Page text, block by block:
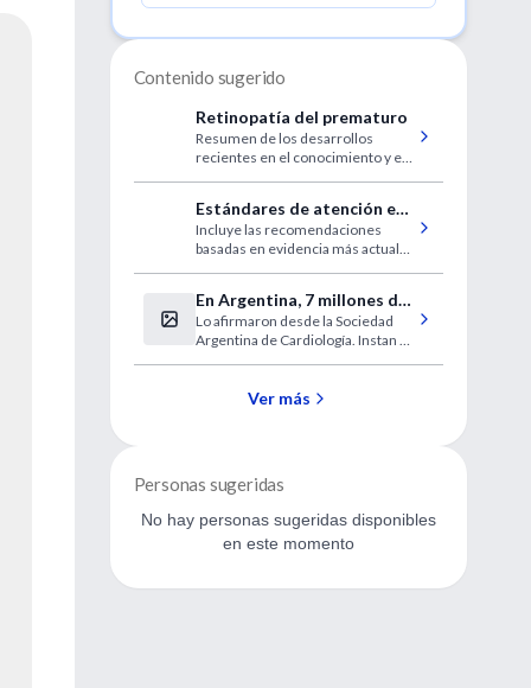
Contenido sugerido
Retinopatía del prematuro
Resumen de los desarrollos
recientes en el conocimiento y el
alcance global
Estándares de atención en
diabetes
Incluye las recomendaciones
basadas en evidencia más actuales
diabetes
En Argentina, 7 millones de
personas están en riesgo
de contraer Chagas
Lo afirmaron desde la Sociedad
Argentina de Cardiología. Instan a
familiar enfermo consulten al
Ver más
Personas sugeridas
No hay personas sugeridas disponibles
en este momento